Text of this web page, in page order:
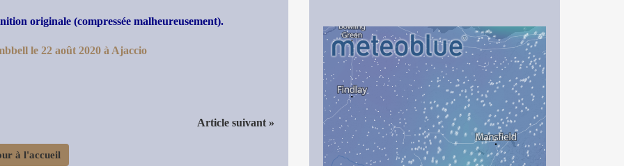
originale (compressée malheureusement).
Article suivant »
à l'accueil